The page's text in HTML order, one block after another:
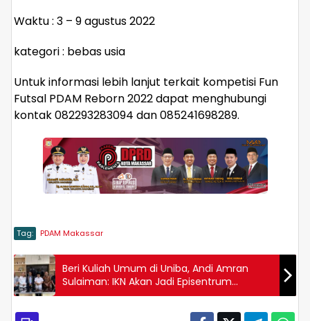
Waktu : 3 – 9 agustus 2022
kategori : bebas usia
Untuk informasi lebih lanjut terkait kompetisi Fun
Futsal PDAM Reborn 2022 dapat menghubungi
kontak 082293283094 dan 085241698289.
Tag: PDAM Makassar
Beri Kuliah Umum di Uniba, Andi Amran
Sulaiman: IKN Akan Jadi Episentrum
Ekonomi Dunia Sektor Pangan